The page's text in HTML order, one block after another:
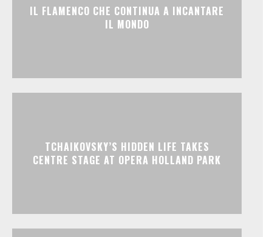
IL FLAMENCO CHE CONTINUA A INCANTARE
IL MONDO
TCHAIKOVSKY’S HIDDEN LIFE TAKES
CENTRE STAGE AT OPERA HOLLAND PARK